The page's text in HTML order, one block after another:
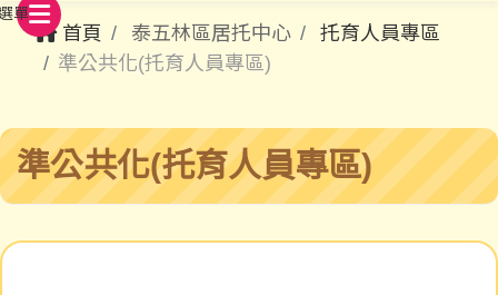
首頁 泰五林區居托中心
托育人員專區
準公共化(托育人員專區)
準公共化(托育人員專區)